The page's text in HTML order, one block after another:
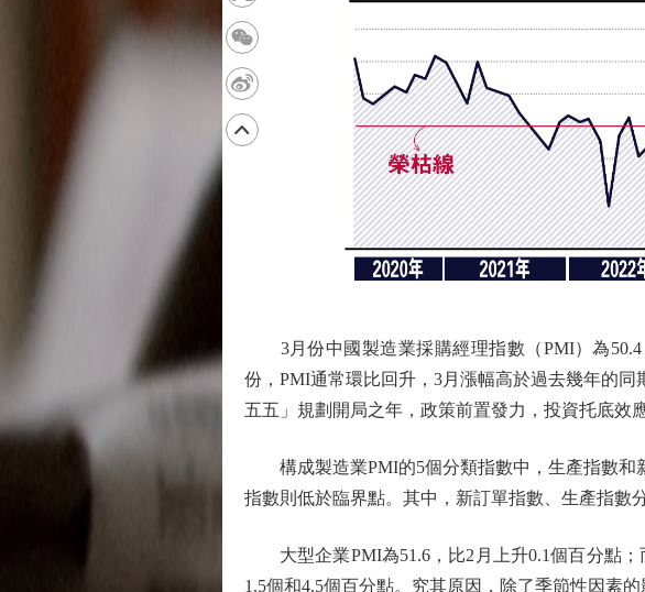
3月份中國製造業採購經理指數（PMI）為50.4
份，PMI通常環比回升，3月漲幅高於過去幾年的
五五」規劃開局之年，政策前置發力，投資托底效
構成製造業PMI的5個分類指數中，生產指數和
指數則低於臨界點。其中，新訂單指數、生產指數
大型企業PMI為51.6，比2月上升0.1個百分點；
1.5個和4.5個百分點。究其原因，除了季節性因素